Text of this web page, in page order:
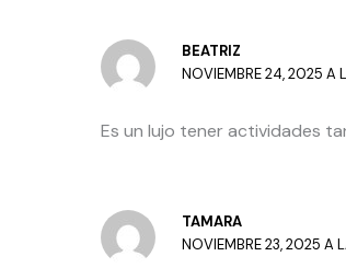
BEATRIZ
NOVIEMBRE 24, 2025 A
Es un lujo tener actividades
TAMARA
NOVIEMBRE 23, 2025 A